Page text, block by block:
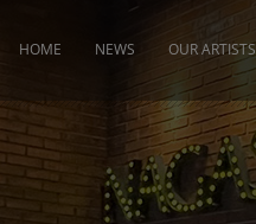
HOME NEWS OUR ARTISTS
modal-check